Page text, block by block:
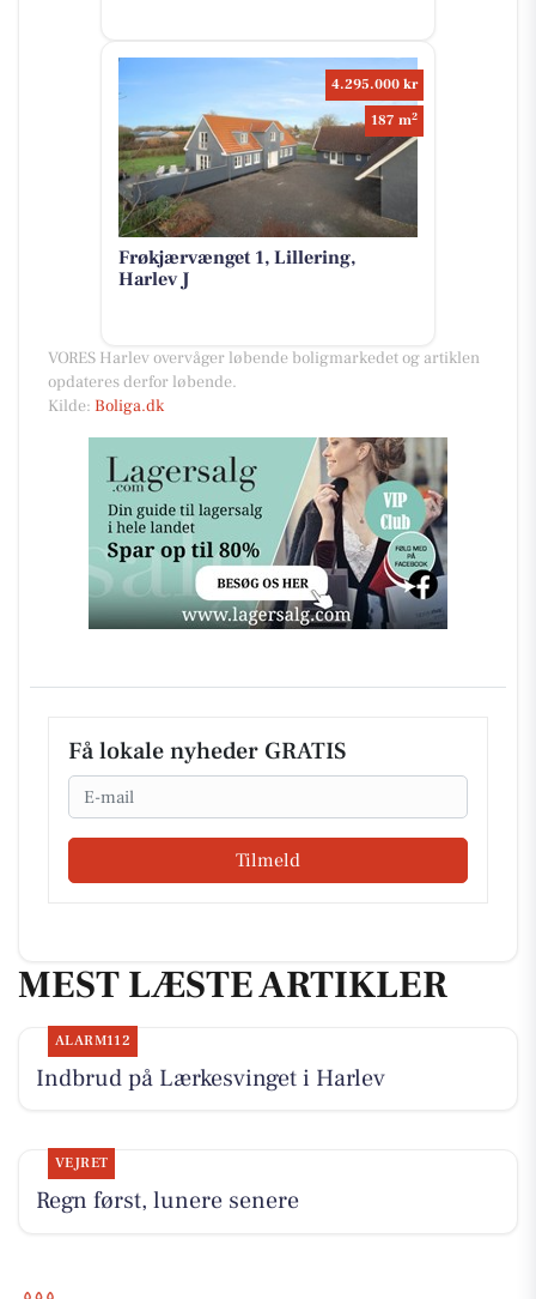
4.295.000 kr
187 m2
Frøkjærvænget 1, Lillering,
Harlev J
VORES Harlev overvåger løbende boligmarkedet og artiklen
opdateres derfor løbende.
Kilde: Boliga.dk
Få lokale nyheder GRATIS
Email
Tilmeld
MEST LÆSTE ARTIKLER
ALARM112
Indbrud på Lærkesvinget i Harlev
VEJRET
Regn først, lunere senere